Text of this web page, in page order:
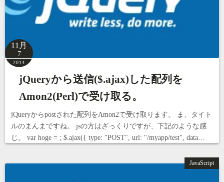
11月
7
2014
jQueryから送信($.ajax)した配列を
Amon2(Perl)で受け取る。
jQueryからpostされた配列をAmon2で受け取ります。 ま、タイト
ルのまんまですね。 jsの方はざっくりですが、下記のような感
じ。 var hoge = ; $.ajax({ type: "POST", url: "/myapp/test", data…
JavaScript